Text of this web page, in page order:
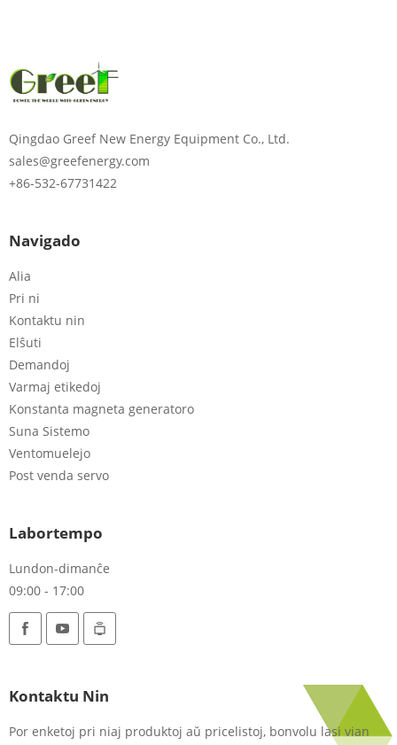
Qingdao Greef New Energy Equipment Co., Ltd.
sales@greefenergy.com
+86-532-67731422
Navigado
Alia
Pri ni
Kontaktu nin
Elŝuti
Demandoj
Varmaj etikedoj
Konstanta magneta generatoro
Suna Sistemo
Ventomuelejo
Post venda servo
Labortempo
Lundon-dimanĉe
09:00 - 17:00
Kontaktu Nin
Por enketoj pri niaj produktoj aŭ pricelistoj, bonvolu lasi vian